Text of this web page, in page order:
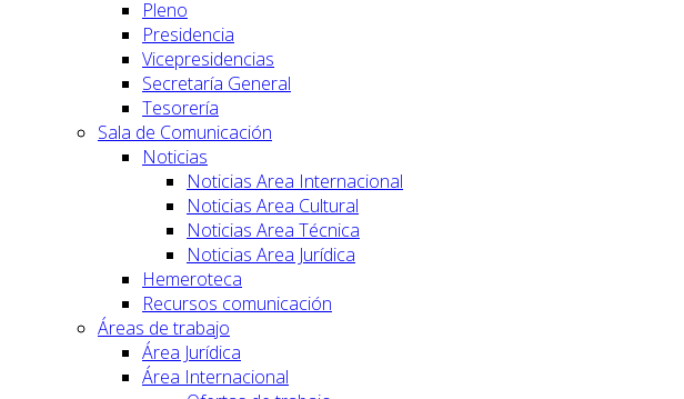
Pleno
Presidencia
Vicepresidencias
Secretaría General
Tesorería
Sala de Comunicación
Noticias
Noticias Area Internacional
Noticias Area Cultural
Noticias Area Técnica
Noticias Area Jurídica
Hemeroteca
Recursos comunicación
Áreas de trabajo
Área Jurídica
Área Internacional